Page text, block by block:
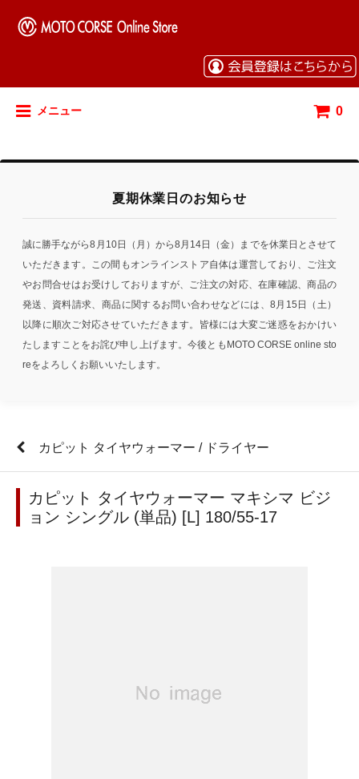
メニュー 0
夏期休業日のお知らせ
誠に勝手ながら8月10日（月）から8月14日（金）までを休業日とさせて
いただきます。この間もオンラインストア自体は運営しており、ご注文
やお問合せはお受けしておりますが、ご注文の対応、在庫確認、商品の
発送、資料請求、商品に関するお問い合わせなどには、8月15日（土）
以降に順次ご対応させていただきます。皆様には大変ご迷惑をおかけい
たしますことをお詫び申し上げます。今後ともMOTO CORSE online sto
reをよろしくお願いいたします。
カピット タイヤウォーマー / ドライヤー
カピット タイヤウォーマー マキシマ ビジ
ョン シングル (単品) [L] 180/55-17